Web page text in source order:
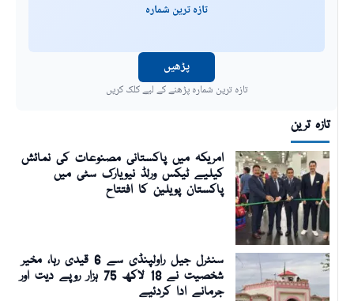
تازہ ترین شمارہ
پڑھیں
تازہ ترین شمارہ پڑھنے کے لیے کلک کریں
تازہ ترین
امریکہ میں پاکستانی مصنوعات کی نمائش
کیلیے ٹیکس ورلڈ نیویارک سٹی میں
پاکستان پویلین کا افتتاح
سنٹرل جیل راولپنڈی سے 6 قیدی رہا، مخیر
شخصیت نے 18 لاکھ 75 ہزار روپے دیت اور
جرمانے ادا کردئیے